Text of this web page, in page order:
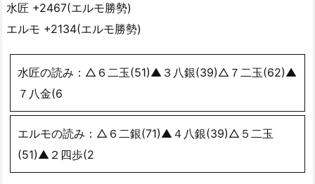
水匠 +2467(エルモ勝勢)
エルモ +2134(エルモ勝勢)
水匠の読み：△６二玉(51)▲３八銀(39)△７二玉(62)▲
７八金(6
エルモの読み：△６二銀(71)▲４八銀(39)△５二玉
(51)▲２四歩(2